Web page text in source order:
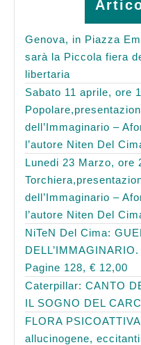
Genova, in Piazza
sarà la Piccola fiera
libertaria
Sabato 11 aprile, ore
dell’Immaginario –
l’autore Niten Del
Lunedi 23 Marzo, ore
dell’Immaginario –
l’autore Niten Del
NiTeN Del Cima:
Pagine 128, € 12,00
Caterpillar: CANTO
IL SOGNO DEL
FLORA
allucinogene,